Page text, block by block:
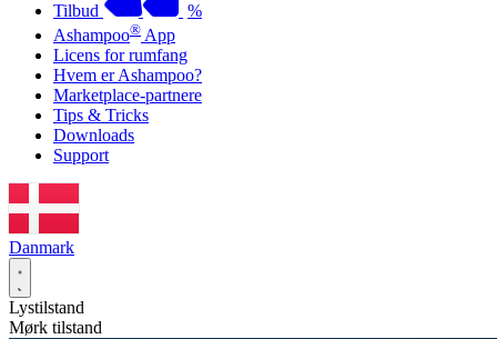
Tilbud
%
Ashampoo® App
Licens for rumfang
Hvem er Ashampoo?
Marketplace-partnere
Tips & Tricks
Downloads
Support
Danmark
Lystilstand
Mørk tilstand